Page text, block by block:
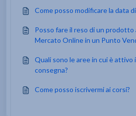
Come posso modificare la data
Posso fare il reso di un
Mercato Online in un Punto
Quali sono le aree in cui è attivo
consegna?
Come posso iscrivermi ai corsi?